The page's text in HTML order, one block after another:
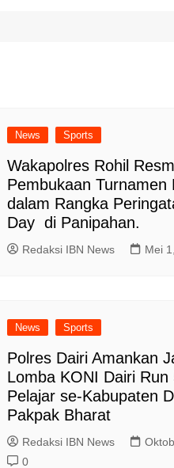
News Sports
Wakapolres Rohil
Pembukaan Turnamen
dalam Rangka
Day di Panipahan.
Redaksi IBN News Mei
News Sports
Polres Dairi Amankan
Lomba KONI Dairi Run
Pelajar se-Kabupaten
Pakpak Bharat
Redaksi IBN News
0